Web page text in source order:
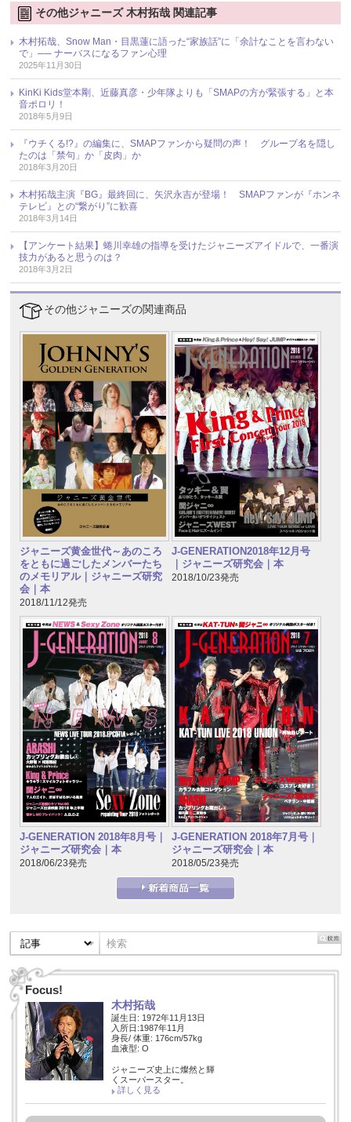
その他ジャニーズ 木村拓哉 関連記事
木村拓哉、Snow Man・目黒蓮に語った“家族話”に「余計なことを言わない
で」── ナーバスになるファン心理
2025年11月30日
KinKi Kids堂本剛、近藤真彦・少年隊よりも「SMAPの方が緊張する」と本
音ポロリ！
2018年5月9日
『ウチくる!?』の編集に、SMAPファンから疑問の声！ グループ名を隠し
たのは「禁句」か「皮肉」か
2018年3月20日
木村拓哉主演『BG』最終回に、矢沢永吉が登場！ SMAPファンが『ホンネ
テレビ』との“繋がり”に歓喜
2018年3月14日
【アンケート結果】蜷川幸雄の指導を受けたジャニーズアイドルで、一番演
技力があると思うのは？
2018年3月2日
その他ジャニーズの関連商品
ジャニーズ黄金世代～あのころ
をともに過ごしたメンバーたち
のメモリアル｜ジャニーズ研究
会｜本
2018/11/12発売
J-GENERATION2018年12月号
｜ジャニーズ研究会｜本
2018/10/23発売
J-GENERATION 2018年8月号｜
ジャニーズ研究会｜本
2018/06/23発売
J-GENERATION 2018年7月号｜
ジャニーズ研究会｜本
2018/05/23発売
Focus!
木村拓哉
誕生日: 1972年11月13日
入所日:1987年11月
身長/ 体重: 176cm/57kg
血液型: O
ジャニーズ史上に燦然と輝
くスーパースター。
詳しく見る